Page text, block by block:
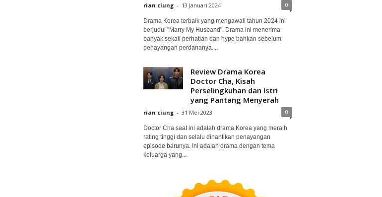
rian ciung - 13 Januari 2024 0
Drama Korea terbaik yang mengawali tahun 2024 ini
berjudul "Marry My Husband". Drama ini menerima
banyak sekali perhatian dan hype bahkan sebelum
penayangan perdananya....
Review Drama Korea
Doctor Cha, Kisah
Perselingkuhan dan Istri
yang Pantang Menyerah
rian ciung - 31 Mei 2023 0
Doctor Cha saat ini adalah drama Korea yang meraih
rating tinggi dan selalu dinantikan penayangan
episode barunya. Ini adalah drama dengan tema
keluarga yang...